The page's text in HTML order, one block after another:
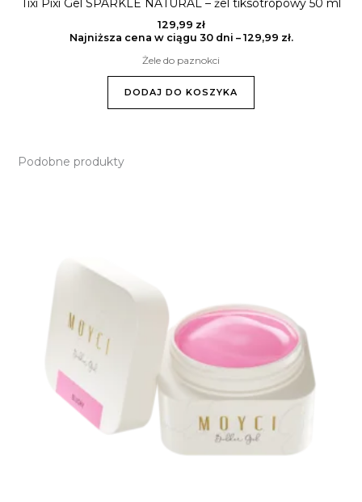
Tixi Pixi Gel SPARKLE NATURAL – żel tiksotropowy 50 ml
129,99 zł
Najniższa cena w ciągu 30 dni – 129,99 zł.
Żele do paznokci
DODAJ DO KOSZYKA
Podobne produkty